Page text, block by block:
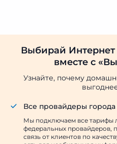
Выбирай Интернет
вместе с
Узнайте, почему
Все провайдеры
Мы подключаем все тарифы
федеральных провайдеров,
связь от клиентов по